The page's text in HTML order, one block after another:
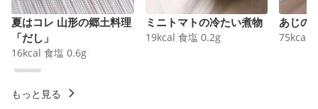
夏はコレ 山形の郷土料理
「だし」
16kcal 食塩 0.6g
ミニトマトの冷たい煮物
19kcal 食塩 0.2g
あじの
75kcal
もっと見る